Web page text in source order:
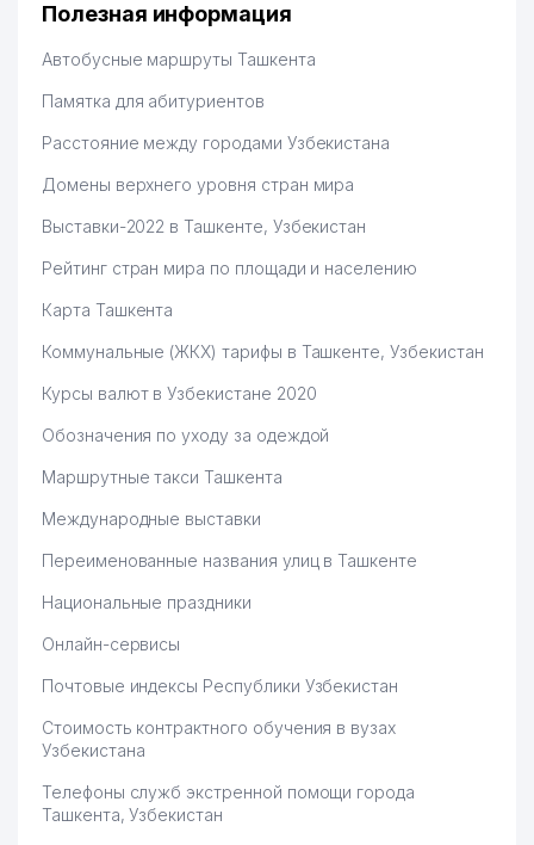
Hamida 03.08.2026 12:45:39
Полезная информация
Автобусные маршруты Ташкента
Памятка для абитуриентов
Расстояние между городами Узбекистана
Домены верхнего уровня стран мира
Выставки-2022 в Ташкенте, Узбекистан
Рейтинг стран мира по площади и населению
Карта Ташкента
Коммунальные (ЖКХ) тарифы в Ташкенте, Узбекистан
Курсы валют в Узбекистане 2020
Обозначения по уходу за одеждой
Маршрутные такси Ташкента
Международные выставки
Переименованные названия улиц в Ташкенте
Национальные праздники
Онлайн-сервисы
Почтовые индексы Республики Узбекистан
Стоимость контрактного обучения в вузах
Узбекистана
Телефоны служб экстренной помощи города
Ташкента, Узбекистан